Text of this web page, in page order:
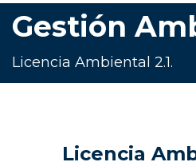
Gestión
Licencia Ambiental 2.1.
Licencia